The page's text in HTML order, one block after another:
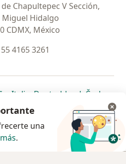
Chapultepec V Sección,
Miguel Hidalgo
CDMX, México
4165 3261
pestaña
en una nueva pestaña
se abre en una nueva pestaña
Italia se abre en una nueva
Deutschlandse abre en
Česko
nueva pestaña
abre en una nueva pestaña
Chile se abre en una nueva pestaña
Brasil se abre en una nueva
se abre en
se
se abre en una nueva
© 2026 - Encuentra tu
una
.